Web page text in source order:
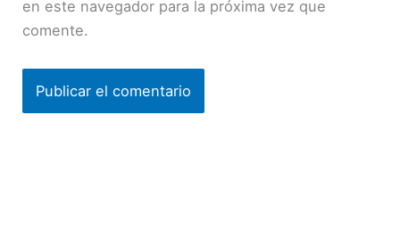
en este navegador para la próxima vez que
comente.